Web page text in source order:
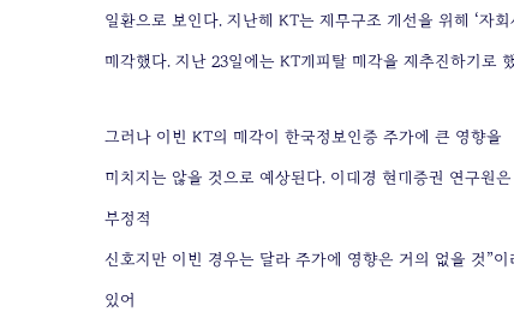
일환으로 보인다. 지난해 KT는 재무구조 개선을 위해 ‘자
매각했다. 지난 23일에는 KT캐피탈 매각을 재추진하기로
그러나 이번 KT의 매각이 한국정보인증 주가에 큰 영향을
미치지는 않을 것으로 예상된다. 이태경 현대증권 연구원
부정적
신호지만 이번 경우는 달라 주가에 영향은 거의 없을 것”
있어